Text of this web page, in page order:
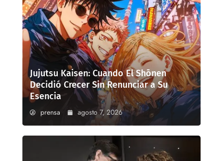
Jujutsu Kaisen: Cuando El Shōnen
Decidió Crecer Sin Renunciar a Su
Esencia
prensa agosto 7, 2026